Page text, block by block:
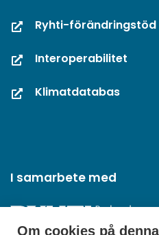
Om cookies på
Ryhti-förändringstöd
Interoperabilitet
Klimatdatabas
I samarbete med